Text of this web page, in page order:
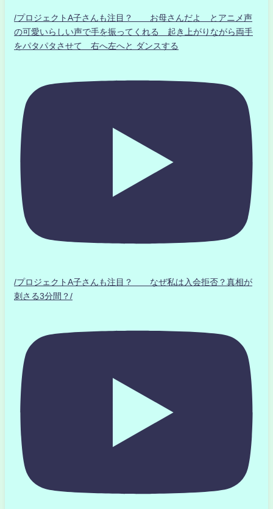
/プロジェクトA子さんも注目？ お母さんだよ とアニメ声
の可愛いらしい声で手を振ってくれる 起き上がりながら両手
をパタパタさせて 右へ左へと ダンスする
/プロジェクトA子さんも注目？ なぜ私は入会拒否？真相が
刺さる3分間？/